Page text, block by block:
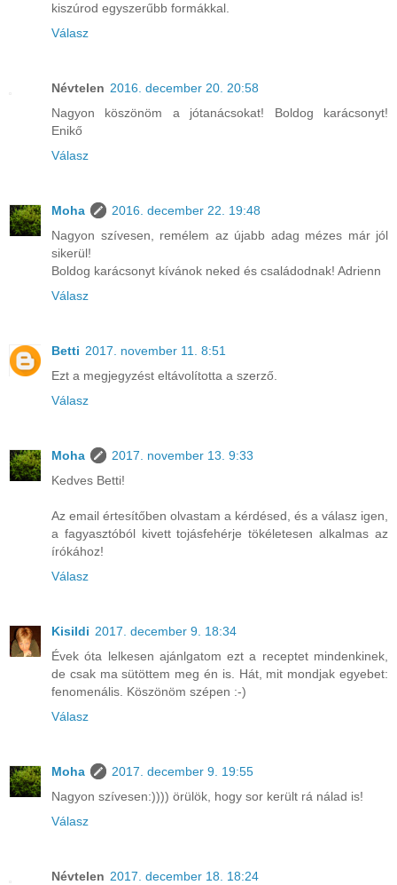
kiszúrod egyszerűbb formákkal.
Válasz
Névtelen 2016. december 20. 20:58
Nagyon köszönöm a jótanácsokat! Boldog karácsonyt!
Enikő
Válasz
Moha
2016. december 22. 19:48
Nagyon szívesen, remélem az újabb adag mézes már jól
sikerül!
Boldog karácsonyt kívánok neked és családodnak! Adrienn
Válasz
Betti 2017. november 11. 8:51
Ezt a megjegyzést eltávolította a szerző.
Válasz
Moha
2017. november 13. 9:33
Kedves Betti!
Az email értesítőben olvastam a kérdésed, és a válasz igen,
a fagyasztóból kivett tojásfehérje tökéletesen alkalmas az
írókához!
Válasz
Kisildi 2017. december 9. 18:34
Évek óta lelkesen ajánlgatom ezt a receptet mindenkinek,
de csak ma sütöttem meg én is. Hát, mit mondjak egyebet:
fenomenális. Köszönöm szépen :-)
Válasz
Moha
2017. december 9. 19:55
Nagyon szívesen:)))) örülök, hogy sor került rá nálad is!
Válasz
Névtelen 2017. december 18. 18:24